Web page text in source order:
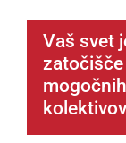
Vaš svet